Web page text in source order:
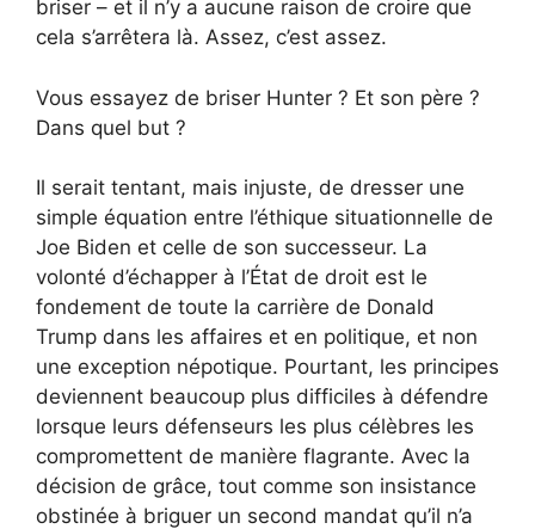
briser – et il n’y a aucune raison de croire que
cela s’arrêtera là. Assez, c’est assez.
Vous essayez de briser Hunter ? Et son père ?
Dans quel but ?
Il serait tentant, mais injuste, de dresser une
simple équation entre l’éthique situationnelle de
Joe Biden et celle de son successeur. La
volonté d’échapper à l’État de droit est le
fondement de toute la carrière de Donald
Trump dans les affaires et en politique, et non
une exception népotique. Pourtant, les principes
deviennent beaucoup plus difficiles à défendre
lorsque leurs défenseurs les plus célèbres les
compromettent de manière flagrante. Avec la
décision de grâce, tout comme son insistance
obstinée à briguer un second mandat qu’il n’a